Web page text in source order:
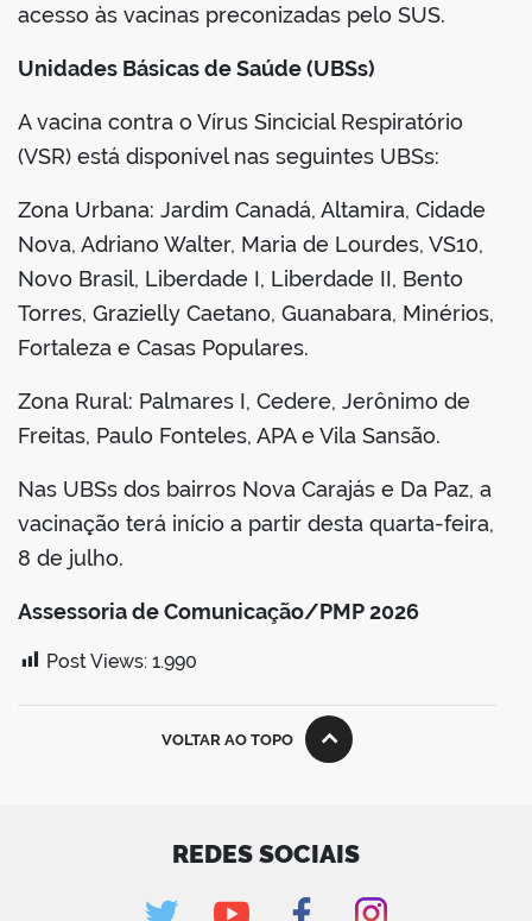
acesso às vacinas preconizadas pelo SUS.
Unidades Básicas de Saúde (UBSs)
A vacina contra o Vírus Sincicial Respiratório
(VSR) está disponível nas seguintes UBSs:
Zona Urbana: Jardim Canadá, Altamira, Cidade
Nova, Adriano Walter, Maria de Lourdes, VS10,
Novo Brasil, Liberdade I, Liberdade II, Bento
Torres, Grazielly Caetano, Guanabara, Minérios,
Fortaleza e Casas Populares.
Zona Rural: Palmares I, Cedere, Jerônimo de
Freitas, Paulo Fonteles, APA e Vila Sansão.
Nas UBSs dos bairros Nova Carajás e Da Paz, a
vacinação terá início a partir desta quarta-feira,
8 de julho.
Assessoria de Comunicação/PMP 2026
Post Views: 1.990
VOLTAR AO TOPO
REDES SOCIAIS